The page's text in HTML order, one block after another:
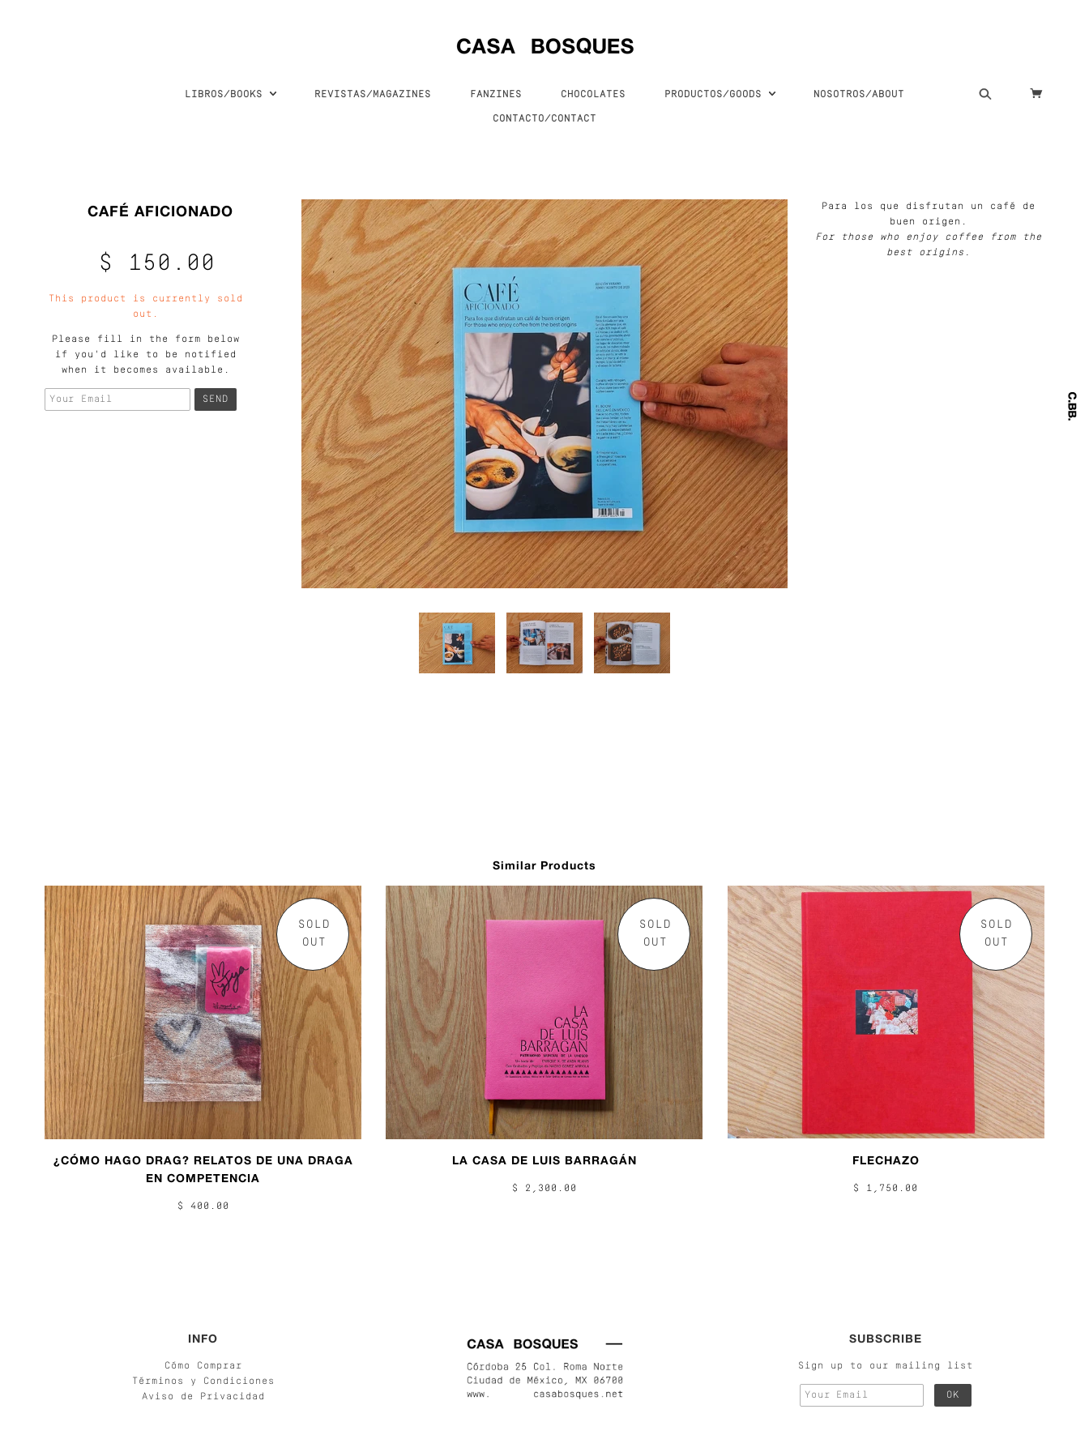
LIBROS/BOOKS REVISTAS/MAGAZINES FANZINES CHOCOLATES PRODUCTOS/GOODS NOSOTROS/ABOUT
CONTACTO/CONTACT
CAFÉ AFICIONADO
$ 150.00
This product is currently sold
out.
Please fill in the form below
if you'd like to be notified
when it becomes available.
Para los que disfrutan un café de
buen origen.
For those who enjoy coffee from the
best origins.
Similar Products
SOLD
OUT
¿CÓMO HAGO DRAG? RELATOS DE UNA DRAGA
EN COMPETENCIA
$ 400.00
SOLD
OUT
LA CASA DE LUIS BARRAGÁN
$ 2,300.00
SOLD
OUT
FLECHAZO
$ 1,750.00
INFO
Cómo Comprar
Términos y Condiciones
Aviso de Privacidad
SUBSCRIBE
Sign up to our mailing list